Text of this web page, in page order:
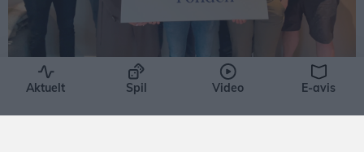
Aktuelt
Ny naturlegeplads på vej i Hjørring
Aktuelt Spil Video E-avis